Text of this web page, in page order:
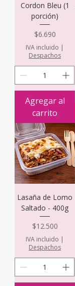
Cordon Bleu (1
porción)
Precio
$6.690
IVA incluido |
Despachos
Agregar al
carrito
Lasaña de Lomo
Saltado - 400g
Precio
$12.500
IVA incluido |
Despachos